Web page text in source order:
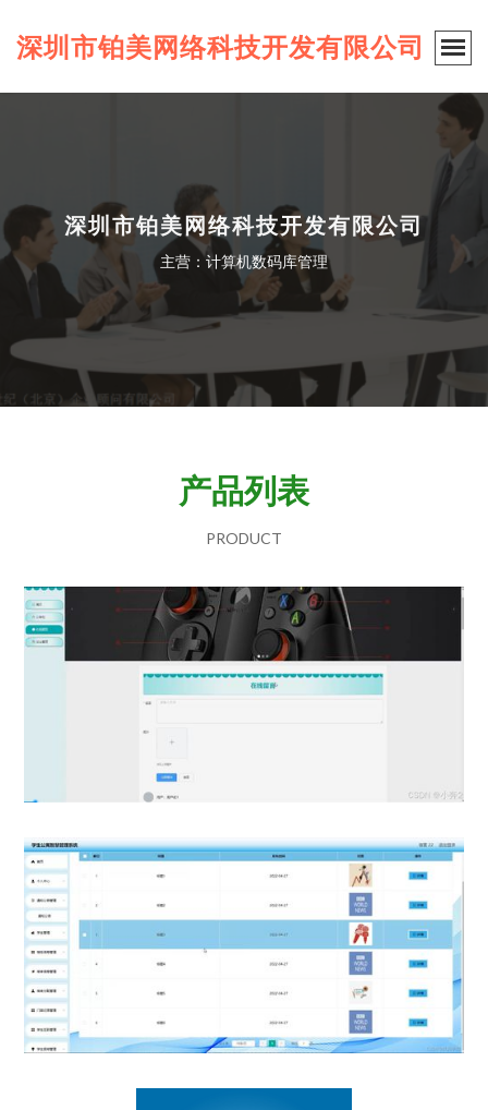
深圳市铂美网络科技开发有限公司
深圳市铂美网络科技开发有限公司
主营：计算机数码库管理
产品列表
PRODUCT